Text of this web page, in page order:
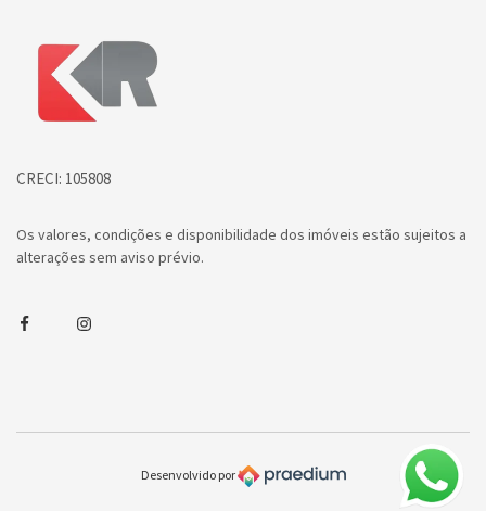
Página inicial
CRECI: 105808
Os valores, condições e disponibilidade dos imóveis estão sujeitos a
alterações sem aviso prévio.
FacebookInstagram
Desenvolvido por